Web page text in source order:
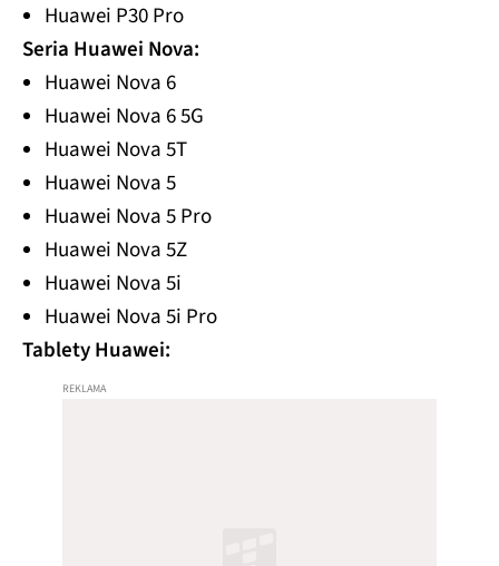
Huawei P30 Pro
Seria Huawei Nova:
Huawei Nova 6
Huawei Nova 6 5G
Huawei Nova 5T
Huawei Nova 5
Huawei Nova 5 Pro
Huawei Nova 5Z
Huawei Nova 5i
Huawei Nova 5i Pro
Tablety Huawei: